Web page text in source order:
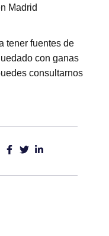
tener fuentes de
con ganas
consultarnos